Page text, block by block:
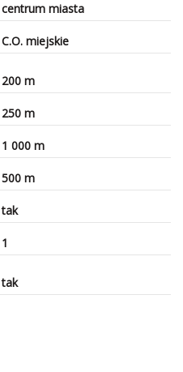
centrum miasta
C.O. miejskie
200 m
250 m
1 000 m
500 m
tak
1
tak